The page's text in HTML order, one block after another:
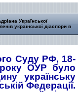
Української
української діаспори в
Суду РФ, 18-
ОУР було
українську
Федерації.